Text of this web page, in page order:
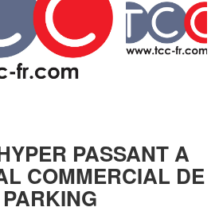
PASSANT A
COMMERCIAL DE